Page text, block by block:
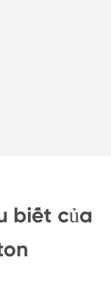
biết của